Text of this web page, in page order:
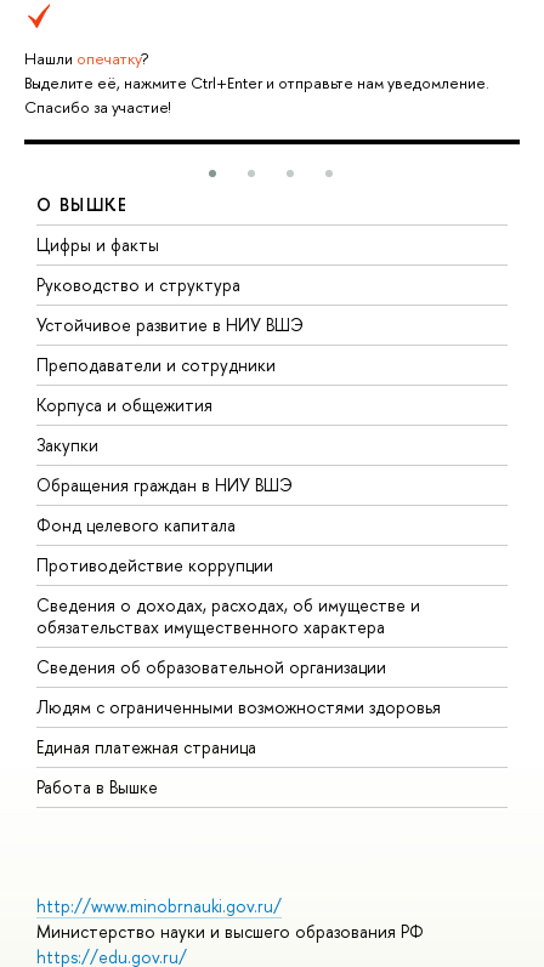
Нашли опечатку?
Выделите её, нажмите Ctrl+Enter и отправьте нам уведомление.
Спасибо за участие!
О ВЫШКЕ
Цифры и факты
Руководство и структура
Устойчивое развитие в НИУ ВШЭ
Преподаватели и сотрудники
Корпуса и общежития
Закупки
Обращения граждан в НИУ ВШЭ
Фонд целевого капитала
Противодействие коррупции
Сведения о доходах, расходах, об имуществе и
обязательствах имущественного характера
Сведения об образовательной организации
Людям с ограниченными возможностями здоровья
Единая платежная страница
Работа в Вышке
http://www.minobrnauki.gov.ru/
Министерство науки и высшего образования РФ
https://edu.gov.ru/